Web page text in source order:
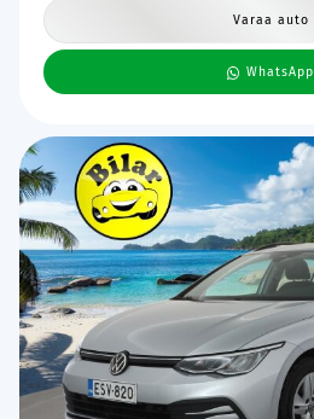
Varaa auto
WhatsApp